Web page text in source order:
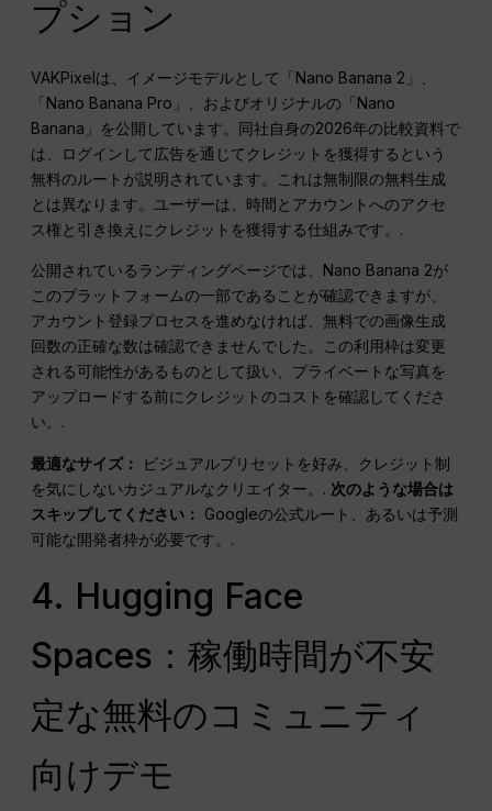
プション
VAKPixelは、イメージモデルとして「Nano Banana 2」、
「Nano Banana Pro」、およびオリジナルの「Nano
Banana」を公開しています。同社自身の2026年の比較資料で
は、ログインして広告を通じてクレジットを獲得するという
無料のルートが説明されています。これは無制限の無料生成
とは異なります。ユーザーは、時間とアカウントへのアクセ
ス権と引き換えにクレジットを獲得する仕組みです。.
公開されているランディングページでは、Nano Banana 2が
このプラットフォームの一部であることが確認できますが、
アカウント登録プロセスを進めなければ、無料での画像生成
回数の正確な数は確認できませんでした。この利用枠は変更
される可能性があるものとして扱い、プライベートな写真を
アップロードする前にクレジットのコストを確認してくださ
い。.
最適なサイズ：
ビジュアルプリセットを好み、クレジット制
を気にしないカジュアルなクリエイター。. 次のような場合は
スキップしてください： Googleの公式ルート、あるいは予測
可能な開発者枠が必要です。.
4. Hugging Face
Spaces：稼働時間が不安
定な無料のコミュニティ
向けデモ